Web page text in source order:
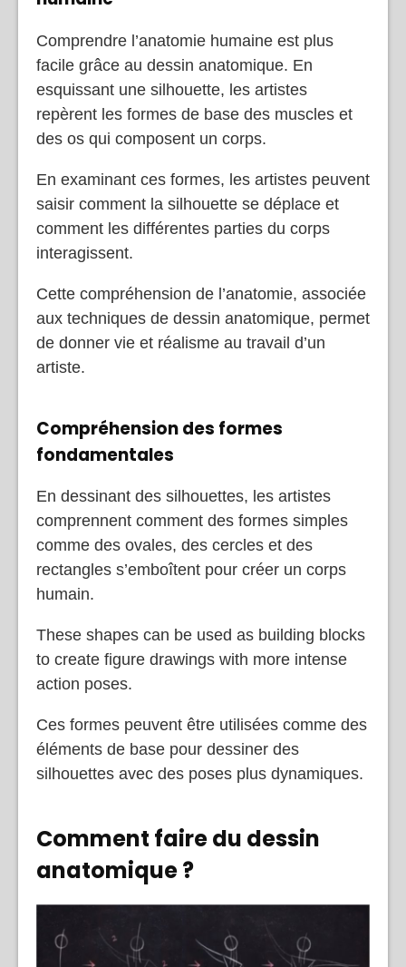
Comprendre l’anatomie humaine est plus
facile grâce au dessin anatomique. En
esquissant une silhouette, les artistes
repèrent les formes de base des muscles et
des os qui composent un corps.
En examinant ces formes, les artistes peuvent
saisir comment la silhouette se déplace et
comment les différentes parties du corps
interagissent.
Cette compréhension de l’anatomie, associée
aux techniques de dessin anatomique, permet
de donner vie et réalisme au travail d’un
artiste.
Compréhension des formes
fondamentales
En dessinant des silhouettes, les artistes
comprennent comment des formes simples
comme des ovales, des cercles et des
rectangles s’emboîtent pour créer un corps
humain.
These shapes can be used as building blocks
to create figure drawings with more intense
action poses.
Ces formes peuvent être utilisées comme des
éléments de base pour dessiner des
silhouettes avec des poses plus dynamiques.
Comment faire du dessin
anatomique?